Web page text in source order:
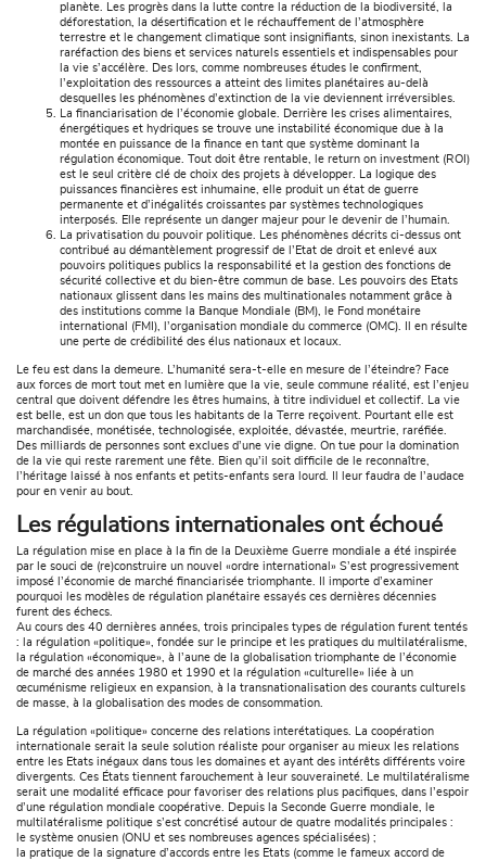
planète. Les progrès dans la lutte contre la réduction de la biodiversité, la
déforestation, la désertification et le réchauffement de l’atmosphère
terrestre et le changement climatique sont insignifiants, sinon inexistants. La
raréfaction des biens et services naturels essentiels et indispensables pour
la vie s’accélère. Des lors, comme nombreuses études le confirment,
l’exploitation des ressources a atteint des limites planétaires au-delà
desquelles les phénomènes d’extinction de la vie deviennent irréversibles.
La financiarisation de l’économie globale. Derrière les crises alimentaires,
énergétiques et hydriques se trouve une instabilité économique due à la
montée en puissance de la finance en tant que système dominant la
régulation économique. Tout doit être rentable, le return on investment (ROI)
est le seul critère clé de choix des projets à développer. La logique des
puissances financières est inhumaine, elle produit un état de guerre
permanente et d’inégalités croissantes par systèmes technologiques
interposés. Elle représente un danger majeur pour le devenir de l’humain.
La privatisation du pouvoir politique. Les phénomènes décrits ci-dessus ont
contribué au démantèlement progressif de l’Etat de droit et enlevé aux
pouvoirs politiques publics la responsabilité et la gestion des fonctions de
sécurité collective et du bien-être commun de base. Les pouvoirs des Etats
nationaux glissent dans les mains des multinationales notamment grâce à
des institutions comme la Banque Mondiale (BM), le Fond monétaire
international (FMI), l’organisation mondiale du commerce (OMC). Il en résulte
une perte de crédibilité des élus nationaux et locaux.
Le feu est dans la demeure. L’humanité sera-t-elle en mesure de l’éteindre? Face
aux forces de mort tout met en lumière que la vie, seule commune réalité, est l’enjeu
central que doivent défendre les êtres humains, à titre individuel et collectif. La vie
est belle, est un don que tous les habitants de la Terre reçoivent. Pourtant elle est
marchandisée, monétisée, technologisée, exploitée, dévastée, meurtrie, raréfiée.
Des milliards de personnes sont exclues d’une vie digne. On tue pour la domination
de la vie qui reste rarement une fête. Bien qu’il soit difficile de le reconnaître,
l’héritage laissé à nos enfants et petits-enfants sera lourd. Il leur faudra de l’audace
pour en venir au bout.
Les régulations internationales ont échoué
La régulation mise en place à la fin de la Deuxième Guerre mondiale a été inspirée
par le souci de (re)construire un nouvel «ordre international» S’est progressivement
imposé l’économie de marché financiarisée triomphante. Il importe d’examiner
pourquoi les modèles de régulation planétaire essayés ces dernières décennies
furent des échecs.
Au cours des 40 dernières années, trois principales types de régulation furent tentés
: la régulation «politique», fondée sur le principe et les pratiques du multilatéralisme,
la régulation «économique», à l’aune de la globalisation triomphante de l’économie
de marché des années 1980 et 1990 et la régulation «culturelle» liée à un
œcuménisme religieux en expansion, à la transnationalisation des courants culturels
de masse, à la globalisation des modes de consommation.
La régulation «politique» concerne des relations interétatiques. La coopération
internationale serait la seule solution réaliste pour organiser au mieux les relations
entre les Etats inégaux dans tous les domaines et ayant des intérêts différents voire
divergents. Ces États tiennent farouchement à leur souveraineté. Le multilatéralisme
serait une modalité efficace pour favoriser des relations plus pacifiques, dans l’espoir
d’une régulation mondiale coopérative. Depuis la Seconde Guerre mondiale, le
multilatéralisme politique s’est concrétisé autour de quatre modalités principales :
le système onusien (ONU et ses nombreuses agences spécialisées) ;
la pratique de la signature d’accords entre les Etats (comme le fameux accord de